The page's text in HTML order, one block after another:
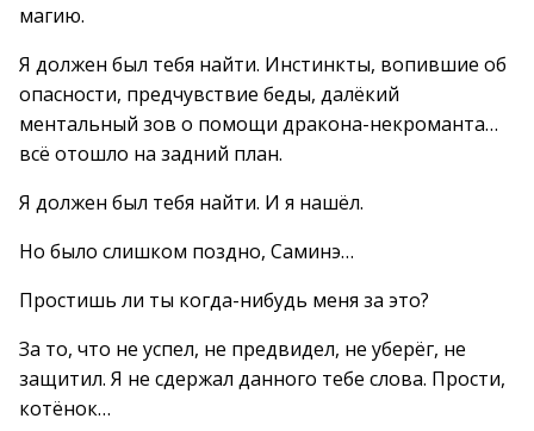
магию.
Я должен был тебя найти. Инстинкты, вопившие об
опасности, предчувствие беды, далёкий
ментальный зов о помощи дракона-некроманта…
всё отошло на задний план.
Я должен был тебя найти. И я нашёл.
Но было слишком поздно, Саминэ…
Простишь ли ты когда-нибудь меня за это?
За то, что не успел, не предвидел, не уберёг, не
защитил. Я не сдержал данного тебе слова. Прости,
котёнок…